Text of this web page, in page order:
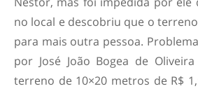
no local e descobriu que o
para mais outra pessoa.
por José João Bogea de
terreno de 10×20 metros de R$